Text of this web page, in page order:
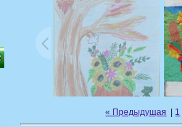
« Предыдущая 1